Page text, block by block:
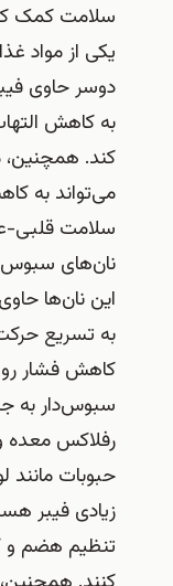
سلامت کمک
یکی از مواد
دوسر حاوی
به کاهش
کند.
می‌تواند به
سلامت قلبی-
نان‌های
این نان‌ها
به تسریع
کاهش فشار
سبوس‌دار به
رفلاکس معده
حبوبات مانند
زیادی فیبر
تنظیم هضم